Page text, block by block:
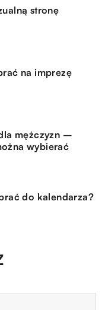
stronę
na imprezę
mężczyzn –
wybierać
do kalendarza?